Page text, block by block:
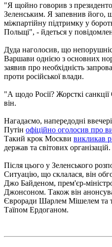
"Я щойно говорив з
Зеленським. Я запевнив його,
міжпартійну підтримку у
Польщі", - йдеться у
Дуда наголосив, що
Варшави однією з основних
заявив про необхідність
проти російської влади.
"А щодо Росії? Жорсткі
він.
Нагадаємо, напередодні
Путін офіційно оголосив про
Такий крок Москви викликав
держав та світових організацій.
Після цього у Зеленського
Ситуацію, що склалася, він
Джо Байденом, прем'єр-
Джонсоном. Також він
Євроради Шарлем Мішелем та
Таїпом Ердоганом.